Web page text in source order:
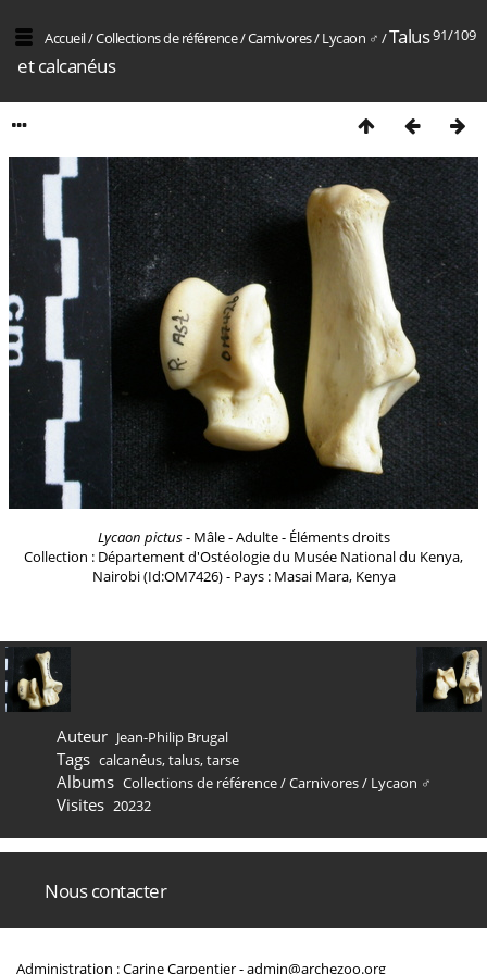
91/109
Accueil/Collections de référence/Carnivores/Lycaon ♂ /Talus
et calcanéus
Lycaon pictus- Mâle - Adulte - Éléments droits
Collection : Département d'Ostéologie du Musée National du Kenya,
Nairobi (Id:OM7426) - Pays : Masai Mara, Kenya
Auteur Jean-Philip Brugal
Tags calcanéus,talus,tarse
Albums Collections de référence/Carnivores/ Lycaon ♂
Visites 20232
Nous contacter
Administration : Carine Carpentier -admin@archezoo.org